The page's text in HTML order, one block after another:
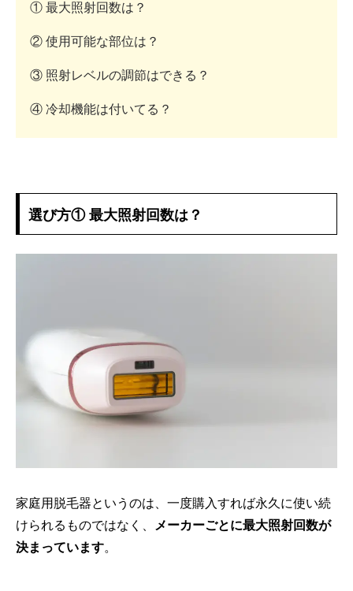
① 最大照射回数は？
② 使用可能な部位は？
③ 照射レベルの調節はできる？
④ 冷却機能は付いてる？
選び方① 最大照射回数は？
家庭用脱毛器というのは、一度購入すれば永久に使い続
けられるものではなく、
メーカーごとに最大照射回数が
決まっています。